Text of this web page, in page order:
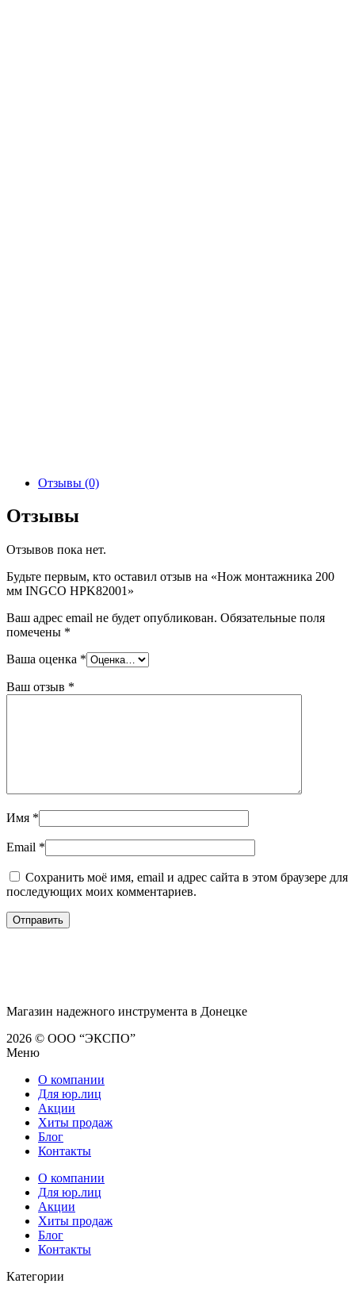
Отзывы (0)
Отзывы
Отзывов пока нет.
Будьте первым, кто оставил отзыв на «Нож монтажника 200
мм INGCO HPK82001»
Ваш адрес email не будет опубликован. Обязательные поля
помечены *
Ваша оценка *
Ваш отзыв *
Имя *
Email *
Сохранить моё имя, email и адрес сайта в этом браузере для
последующих моих комментариев.
Магазин надежного инструмента в Донецке
2026 © ООО “ЭКСПО”
Меню
О компании
Для юр.лиц
Акции
Хиты продаж
Блог
Контакты
О компании
Для юр.лиц
Акции
Хиты продаж
Блог
Контакты
Категории